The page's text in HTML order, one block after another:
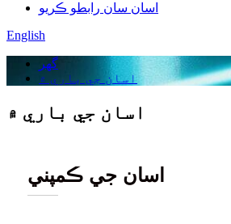
اسان سان رابطو ڪريو
English
گهر
اسان جي باري ۾
اسان جي باري ۾
اسان جي ڪمپني